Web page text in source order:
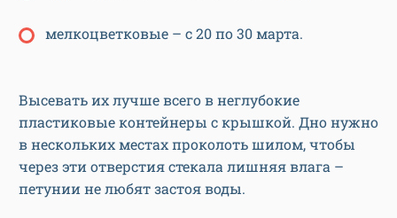
мелкоцветковые – с 20 по 30 марта.
Высевать их лучше всего в неглубокие
пластиковые контейнеры с крышкой. Дно нужно
в нескольких местах проколоть шилом, чтобы
через эти отверстия стекала лишняя влага –
петунии не любят застоя воды.